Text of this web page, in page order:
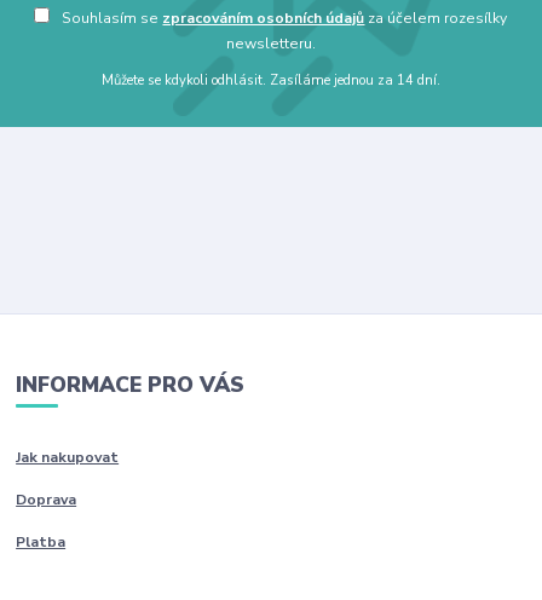
Souhlasím se zpracováním osobních údajů za účelem rozesílky
newsletteru.
Můžete se kdykoli odhlásit. Zasíláme jednou za 14 dní.
INFORMACE PRO VÁS
Jak nakupovat
Doprava
Platba